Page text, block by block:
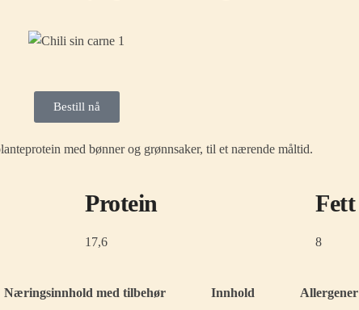
Bestill nå
med bønner og grønnsaker, til et nærende måltid.
Protein
17,6
Fett
8
Næringsinnhold med tilbehør Innhold Allergener